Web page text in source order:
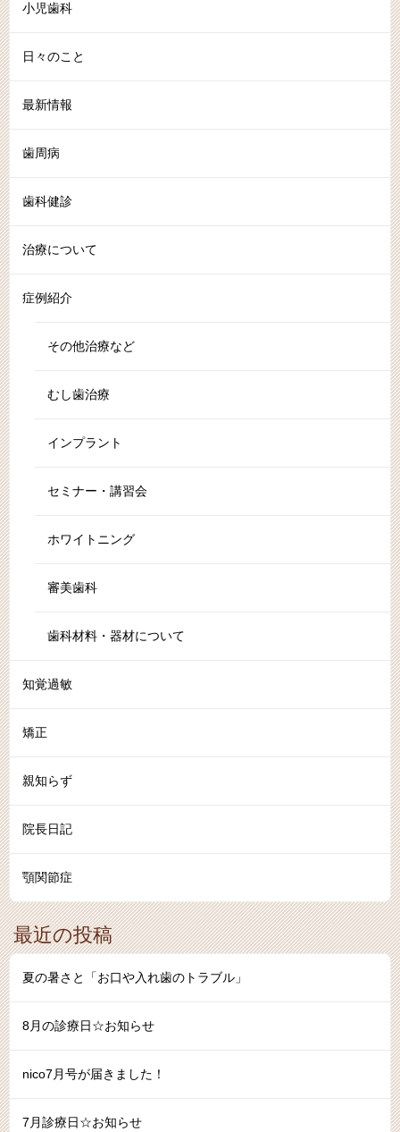
小児歯科
日々のこと
最新情報
歯周病
歯科健診
治療について
症例紹介
その他治療など
むし歯治療
インプラント
セミナー・講習会
ホワイトニング
審美歯科
歯科材料・器材について
知覚過敏
矯正
親知らず
院長日記
顎関節症
最近の投稿
夏の暑さと「お口や入れ歯のトラブル」
8月の診療日☆お知らせ
nico7月号が届きました！
7月診療日☆お知らせ